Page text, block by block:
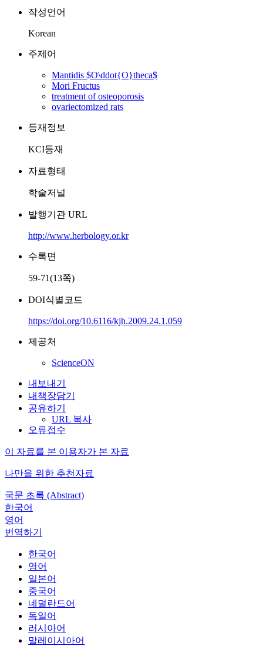
작성언어
Korean
주제어
Mantidis $O\ddot{O}theca$
Mori Fructus
treatment of osteoporosis
ovariectomized rats
등재정보
KCI등재
자료형태
학술저널
발행기관 URL
http://www.herbology.or.kr
수록면
59-71(13쪽)
DOI식별코드
https://doi.org/10.6116/kjh.2009.24.1.059
제공처
ScienceON
내보내기
내책장담기
공유하기
URL 복사
오류접수
이 자료를 본 이용자가 본 자료
나만을 위한 추천자료
국문 초록 (Abstract)
한국어
영어
번역하기
한국어
영어
일본어
중국어
네덜란드어
독일어
러시아어
말레이시아어